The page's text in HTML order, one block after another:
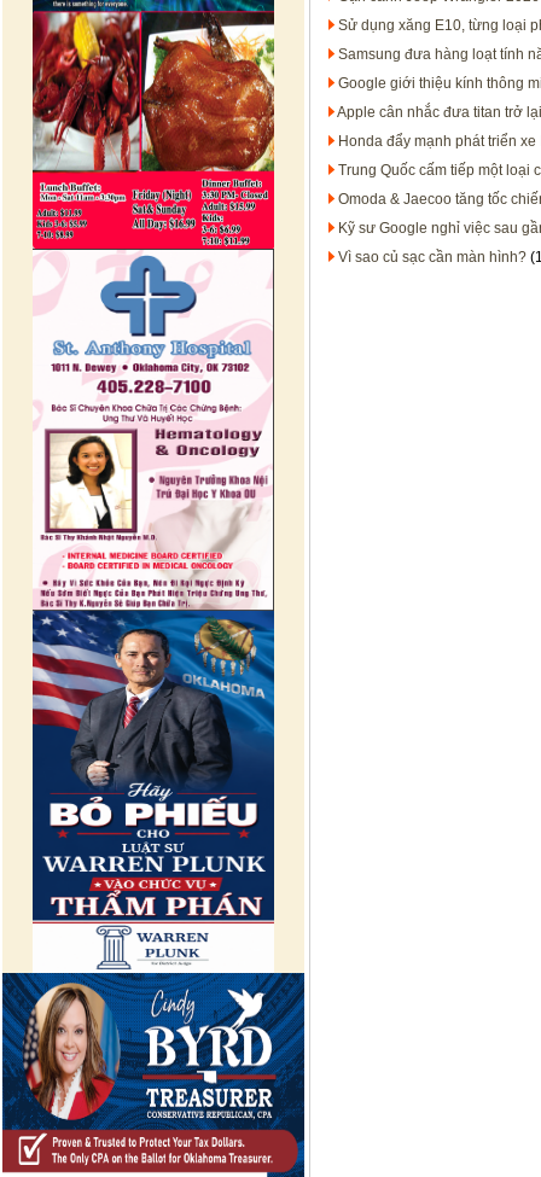
Sử dụng xăng E10, từng loại
Samsung đưa hàng loạt tính
Google giới thiệu kính thông
Apple cân nhắc đưa titan trở
Honda đẩy mạnh phát triển
Trung Quốc cấm tiếp một loại
Omoda & Jaecoo tăng tốc
Kỹ sư Google nghỉ việc sau
Vì sao củ sạc cần màn hình?